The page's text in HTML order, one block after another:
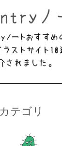
カテゴリ